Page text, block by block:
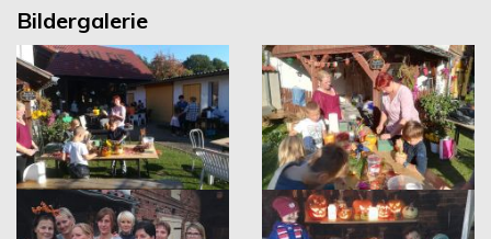
Bildergalerie